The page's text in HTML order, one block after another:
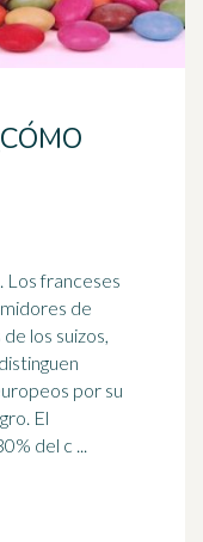
Los franceses
de
los suizos,
por su
El
del c ...